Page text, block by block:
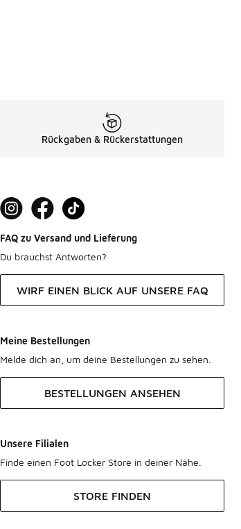
Rückgaben & Rückerstattungen
FAQ zu Versand und Lieferung
Du brauchst Antworten?
WIRF EINEN BLICK AUF UNSERE FAQ
Meine Bestellungen
Melde dich an, um deine Bestellungen zu sehen.
BESTELLUNGEN ANSEHEN
Unsere Filialen
Finde einen Foot Locker Store in deiner Nähe.
STORE FINDEN